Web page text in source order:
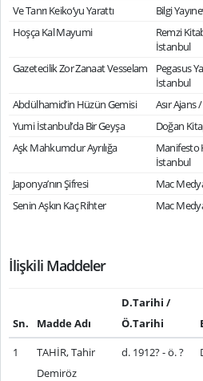
Ve Tanrı Keiko’yu Yarattı Bilgi
Hoşça Kal Mayumi
Remzi
İstanbul
Gazetecilik Zor Zanaat Vesselam
Pegasus
İstanbul
Abdülhamid’in Hüzün Gemisi Asır Ajans
Yumi İstanbul’da Bir Geyşa
Doğan
Aşk Mahkumdur Ayrılığa
Manifesto
İstanbul
Japonya’nın Şifresi
Mac
Senin Aşkın Kaç Rihter
Mac
İlişkili Maddeler
Sn. Madde Adı
D.Tarihi /
Ö.Tarihi
1
TAHİR, Tahir
Demiröz
d. 1912? - ö. ?